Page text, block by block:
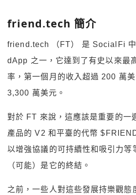
friend.tech 簡介
friend.tech （FT） 是 SocialFi
dApp 之一，它達到了有史以來最
率，第一個月的收入超過 200 萬
3,300 萬美元。
對於 FT 來說，這應該是重要的一
產品的 V2 和平臺的代幣
以增強協議的可持續性和吸引力等
（可能）是它的終結。
之前，一些人對這些發展持樂觀態